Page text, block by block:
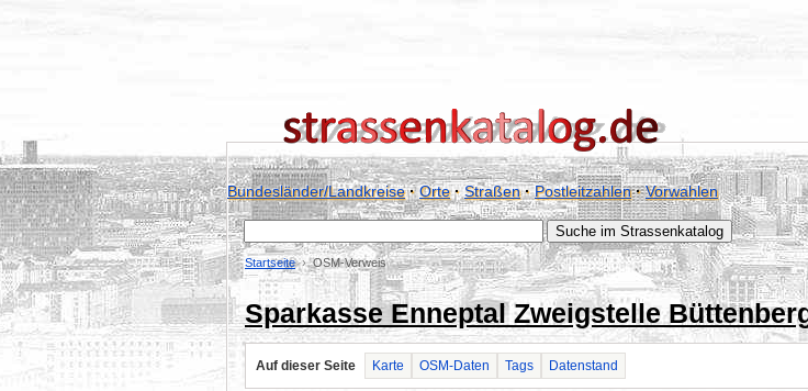
Bundesländer/Landkreise·Orte·Straßen·Postleitzahlen·Vorwahlen
Startseite OSM-Verweis
Sparkasse Enneptal Zweigstelle
Auf dieser Seite Karte OSM-Daten Tags Datenstand